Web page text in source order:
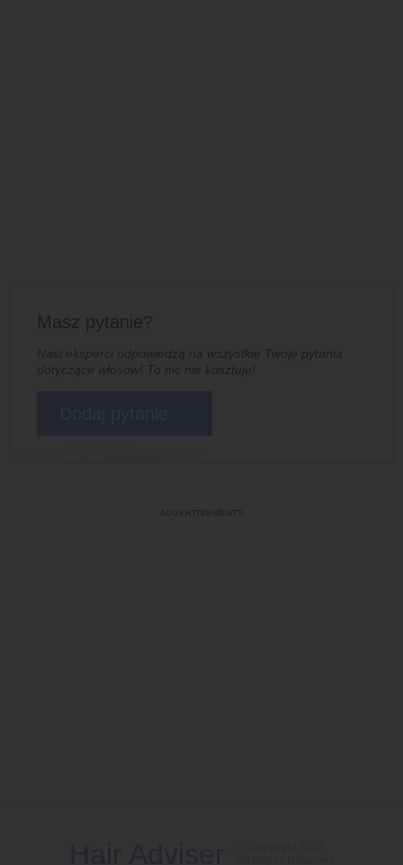
Masz pytanie?
Nasi eksperci odpowiedzą na wszystkie Twoje pytania
dotyczące włosów! To nic nie kosztuje!